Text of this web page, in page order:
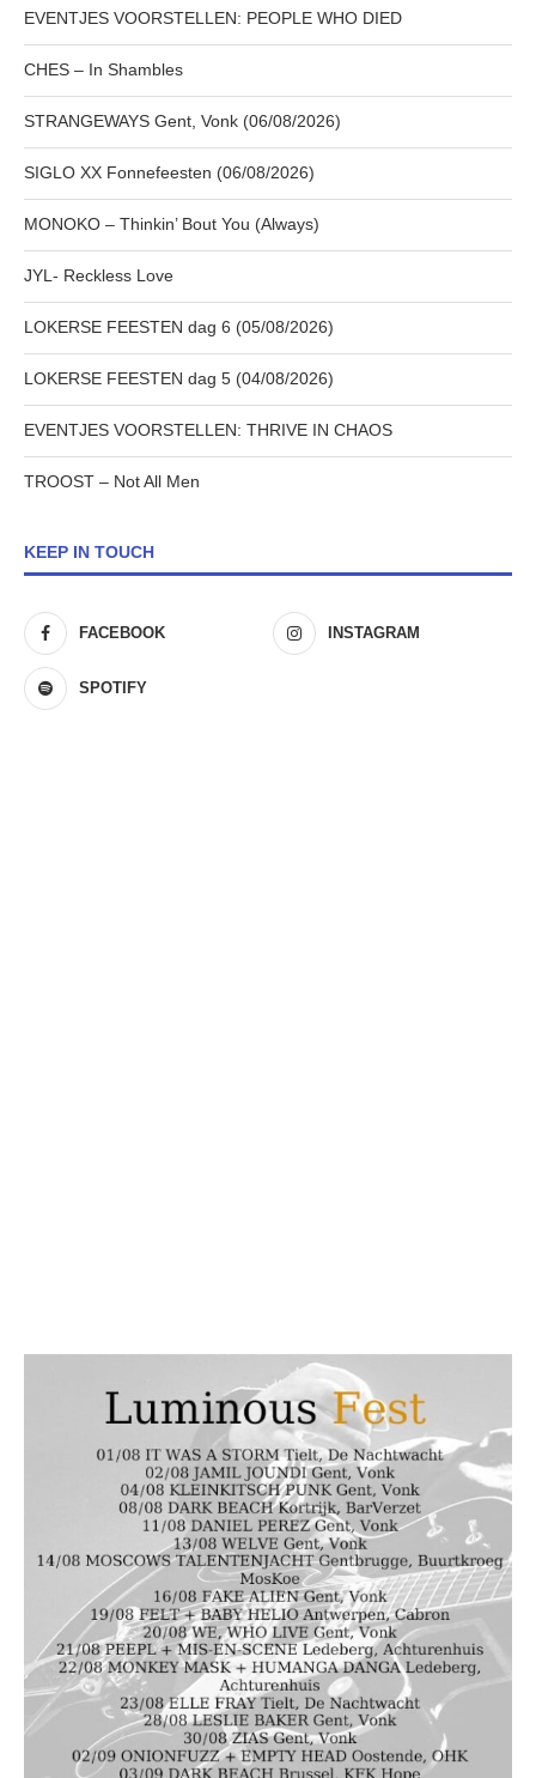
EVENTJES VOORSTELLEN: PEOPLE WHO DIED
CHES – In Shambles
STRANGEWAYS Gent, Vonk (06/08/2026)
SIGLO XX Fonnefeesten (06/08/2026)
MONOKO – Thinkin’ Bout You (Always)
JYL- Reckless Love
LOKERSE FEESTEN dag 6 (05/08/2026)
LOKERSE FEESTEN dag 5 (04/08/2026)
EVENTJES VOORSTELLEN: THRIVE IN CHAOS
TROOST – Not All Men
KEEP IN TOUCH
FACEBOOK INSTAGRAM
SPOTIFY